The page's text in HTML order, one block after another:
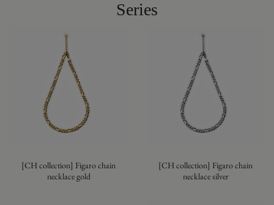
Series
[CH collection] Figaro chain
necklace gold
[CH collection] Figaro chain
necklace silver